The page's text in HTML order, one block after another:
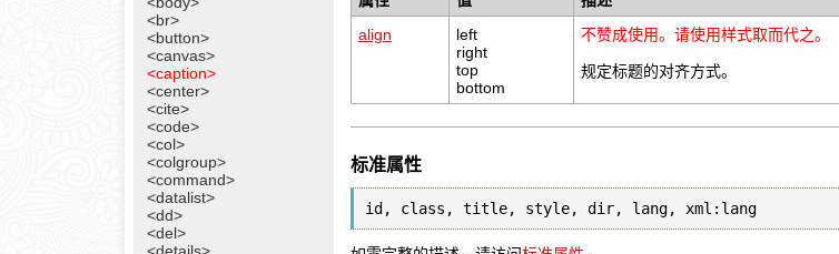
<br>
<button>
<canvas>
<caption>
<center>
<cite>
<code>
<col>
<colgroup>
<command>
<datalist>
<dd>
<del>
align
left
right
top
bottom
不赞成使用。请使用样式取而代之。
规定标题的对齐方式。
标准属性
id, class, title, style, dir, lang, xml:lang